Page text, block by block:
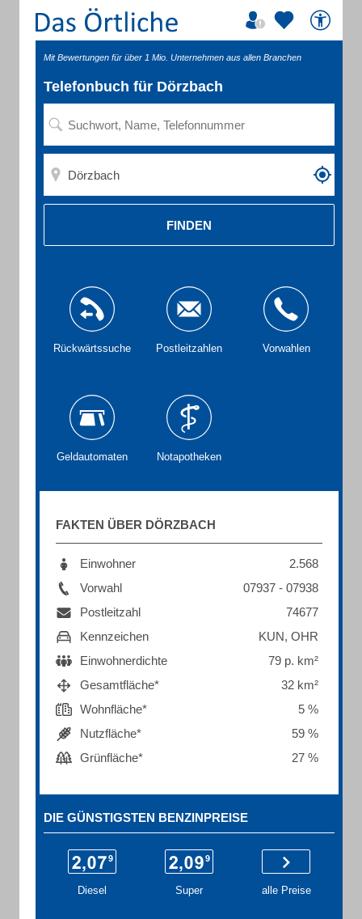
Mit Bewertungen für über 1 Mio. Unternehmen aus allen Branchen
Telefonbuch für Dörzbach
FINDEN
Rückwärtssuche Postleitzahlen Vorwahlen
Geldautomaten Notapotheken
FAKTEN ÜBER DÖRZBACH
Einwohner
2.568
Vorwahl
07937 - 07938
Postleitzahl
74677
Kennzeichen
KUN, OHR
Einwohnerdichte
79 p. km²
Gesamtfläche*
32 km²
Wohnfläche*
5 %
Nutzfläche*
59 %
Grünfläche*
27 %
DIE GÜNSTIGSTEN BENZINPREISE
Diesel Super alle Preise